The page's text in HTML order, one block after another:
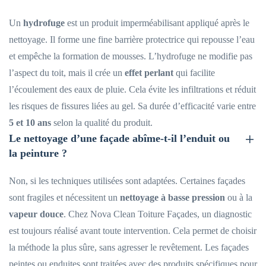
Un hydrofuge est un produit imperméabilisant appliqué après le
nettoyage. Il forme une fine barrière protectrice qui repousse l’eau
et empêche la formation de mousses. L’hydrofuge ne modifie pas
l’aspect du toit, mais il crée un effet perlant qui facilite
l’écoulement des eaux de pluie. Cela évite les infiltrations et réduit
les risques de fissures liées au gel. Sa durée d’efficacité varie entre
5 et 10 ans selon la qualité du produit.
Le nettoyage d’une façade abîme-t-il l’enduit ou
la peinture ?
Non, si les techniques utilisées sont adaptées. Certaines façades
sont fragiles et nécessitent un nettoyage à basse pression ou à la
vapeur douce. Chez Nova Clean Toiture Façades, un diagnostic
est toujours réalisé avant toute intervention. Cela permet de choisir
la méthode la plus sûre, sans agresser le revêtement. Les façades